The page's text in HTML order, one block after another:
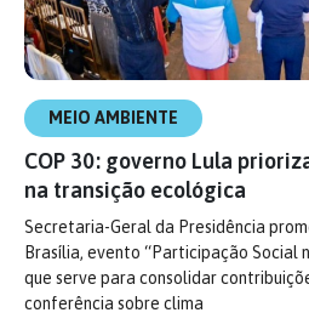
MEIO AMBIENTE
COP 30: governo Lula
na transição ecológica
Secretaria-Geral da Presidência
Brasília, evento “Participação Social
que serve para consolidar
conferência sobre clima